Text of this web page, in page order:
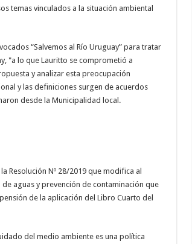
temas vinculados a la situación ambiental
“Salvemos al Río Uruguay” para tratar
"a lo que Lauritto se comprometió a
y analizar esta preocupación
y las definiciones surgen de acuerdos
desde la Municipalidad local.
Resolución Nº 28/2019 que modifica al
aguas y prevención de contaminación que
de la aplicación del Libro Cuarto del
del medio ambiente es una política